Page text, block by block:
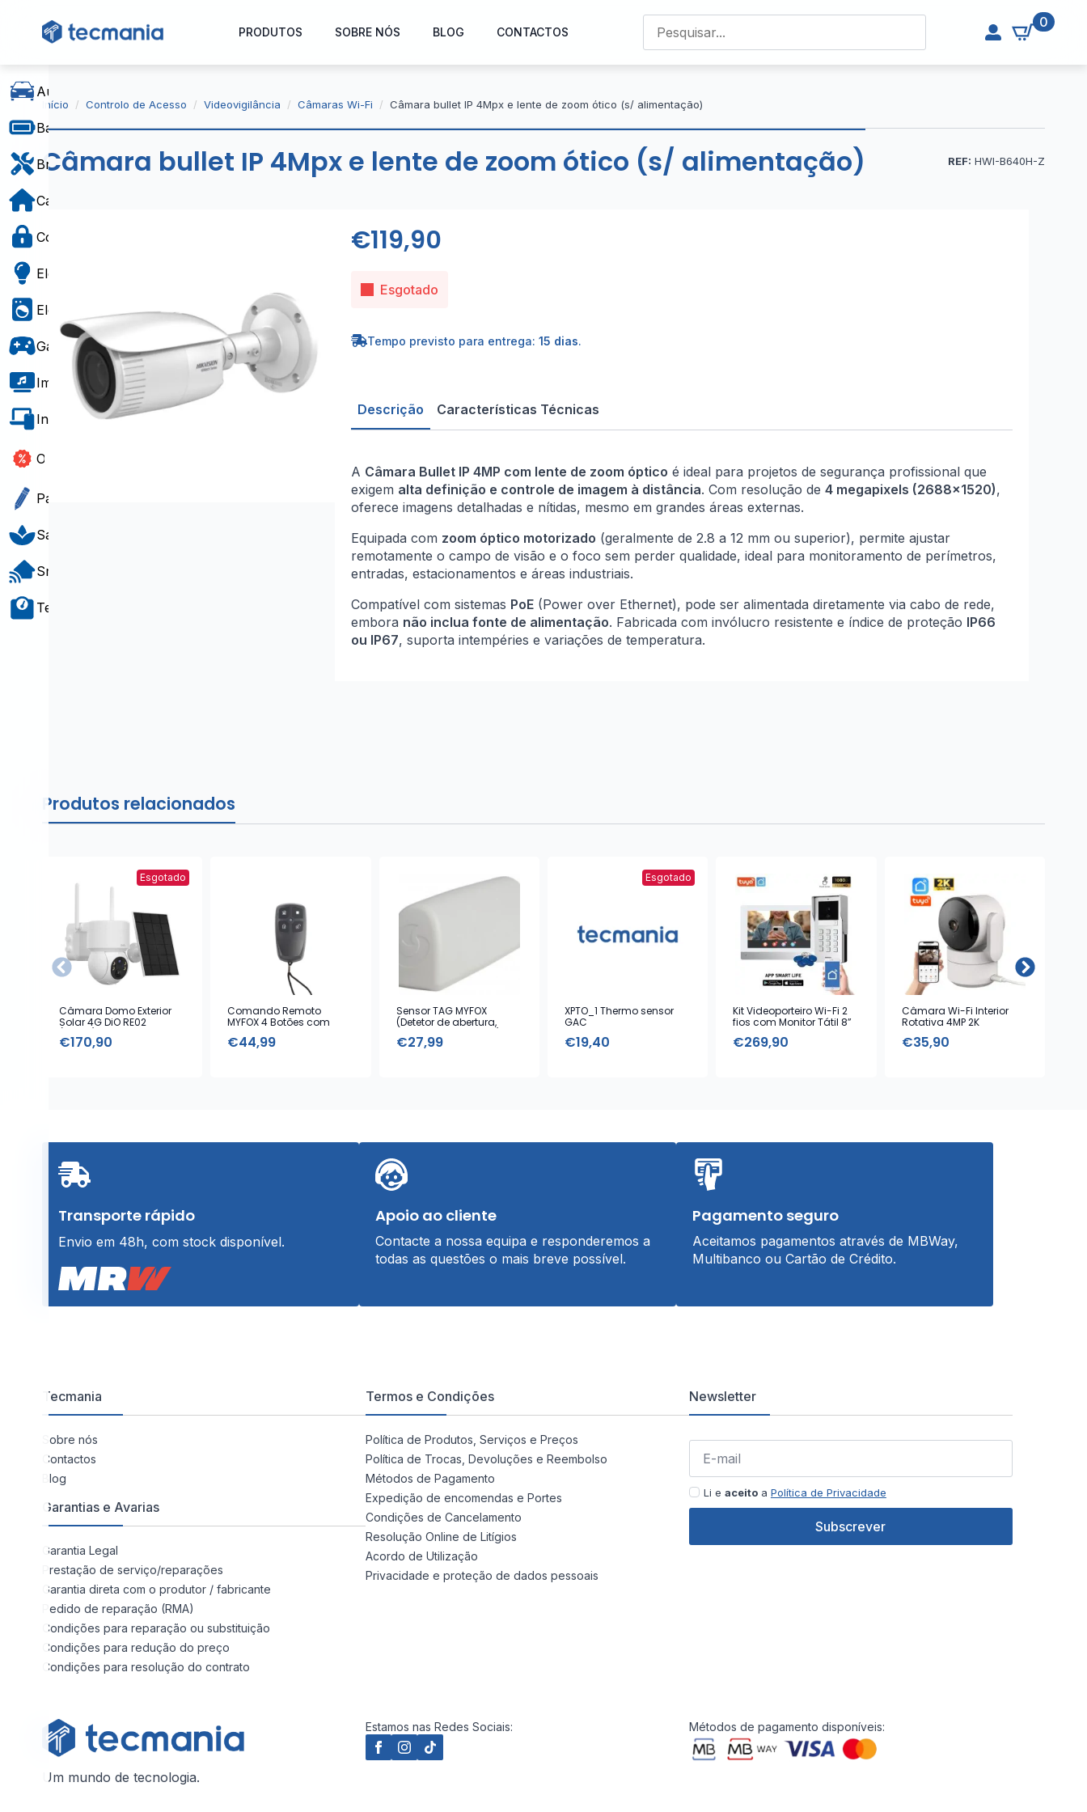
PRODUTOS SOBRE NÓS BLOG CONTACTOS
0
Baterias e Alimentação
Bricolage
Informática e Software
Início Controlo de Acesso Videovigilância Câmaras Wi-Fi Câmara bullet IP 4Mpx e lente de zoom ótico (s/ alimentação)
Câmara bullet IP 4Mpx e lente de zoom ótico (s/ alimentação) REF: HWI-B640H-Z
€119,90
Esgotado
Tempo previsto para entrega: 15 dias.
Descrição Características Técnicas
A Câmara Bullet IP 4MP com lente de zoom óptico é ideal para projetos de segurança profissional que
exigem alta definição e controle de imagem à distância. Com resolução de 4 megapixels (2688×1520),
oferece imagens detalhadas e nítidas, mesmo em grandes áreas externas.
Equipada com zoom óptico motorizado (geralmente de 2.8 a 12 mm ou superior), permite ajustar
remotamente o campo de visão e o foco sem perder qualidade, ideal para monitoramento de perímetros,
entradas, estacionamentos e áreas industriais.
Compatível com sistemas PoE (Power over Ethernet), pode ser alimentada diretamente via cabo de rede,
embora não inclua fonte de alimentação. Fabricada com invólucro resistente e índice de proteção IP66
ou IP67, suporta intempéries e variações de temperatura.
Produtos relacionados
Esgotado
Câmara Domo Exterior
Solar 4G DiO RE02
€170,90
Comando Remoto
MYFOX 4 Botões com
€44,99
Sensor TAG MYFOX
(Detetor de abertura,
€27,99
Esgotado
XPTO_1 Thermo sensor
GAC
€19,40
Kit Videoporteiro Wi-Fi 2
fios com Monitor Tátil 8”
€269,90
Câmara Wi-Fi Interior
Rotativa 4MP 2K
€35,90
Transporte rápido
Envio em 48h, com stock disponível.
Apoio ao cliente
Contacte a nossa equipa e responderemos a
todas as questões o mais breve possível.
Pagamento seguro
Aceitamos pagamentos através de MBWay,
Multibanco ou Cartão de Crédito.
Tecmania
Sobre nós
Contactos
Blog
Garantias e Avarias
Garantia Legal
Prestação de serviço/reparações
Garantia direta com o produtor / fabricante
Pedido de reparação (RMA)
Condições para reparação ou substituição
Condições para redução do preço
Condições para resolução do contrato
Termos e Condições
Política de Produtos, Serviços e Preços
Política de Trocas, Devoluções e Reembolso
Métodos de Pagamento
Expedição de encomendas e Portes
Condições de Cancelamento
Resolução Online de Litígios
Acordo de Utilização
Privacidade e proteção de dados pessoais
Newsletter
Li e aceitoa Política de Privacidade
Subscrever
Um mundo de tecnologia.
Estamos nas Redes Sociais: Métodos de pagamento disponíveis: